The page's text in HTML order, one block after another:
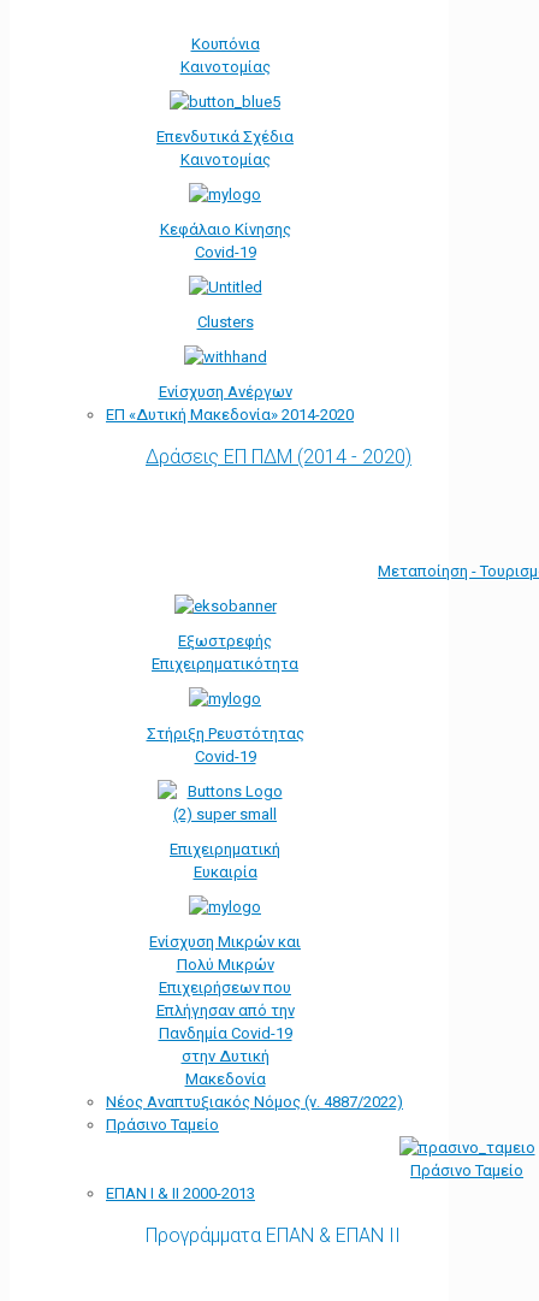
Κουπόνια
Καινοτομίας
Επενδυτικά Σχέδια
Καινοτομίας
Κεφάλαιο Κίνησης
Covid-19
Clusters
Ενίσχυση Ανέργων
ΕΠ «Δυτική Μακεδονία» 2014-2020
Δράσεις ΕΠ ΠΔΜ (2014 - 2020)
Μεταποίηση -
Εξωστρεφής
Επιχειρηματικότητα
Στήριξη Ρευστότητας
Covid-19
Επιχειρηματική
Ευκαιρία
Ενίσχυση Μικρών και
Πολύ Μικρών
Επιχειρήσεων που
Επλήγησαν από την
Πανδημία Covid-19
στην Δυτική
Μακεδονία
Νέος Αναπτυξιακός Νόμος (ν. 4887/2022)
Πράσινο Ταμείο
Πράσινο Ταμείο
ΕΠΑΝ Ι & ΙΙ 2000-2013
Προγράμματα ΕΠΑΝ & ΕΠΑΝ ΙΙ